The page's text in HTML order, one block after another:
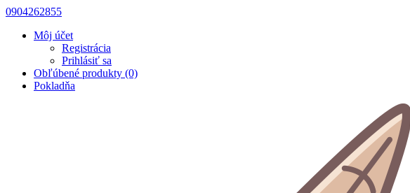
0904262855
Môj účet
Registrácia
Prihlásiť sa
Obľúbené produkty (0)
Pokladňa